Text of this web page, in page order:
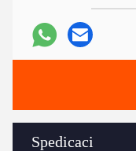
Spedicaci